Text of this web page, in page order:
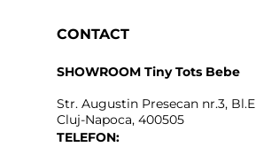
CONTACT
SHOWROOM Tiny Tots Bebe
Str. Augustin Presecan nr.3, Bl.E
Cluj-Napoca, 400505
TELEFON: